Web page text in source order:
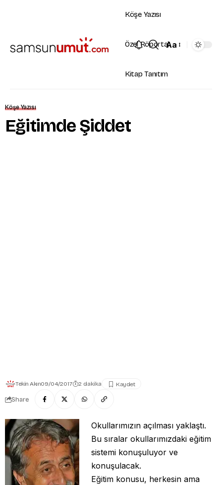
Köşe Yazısı
Özel Röportaj
Kitap Tanıtım
Aa
Köşe Yazısı
Eğitimde Şiddet
Tekin Akın09/04/2017 2 dakika
Share
Okullarımızın açılması yaklaştı.
Bu sıralar okullarımızdaki eğitim
sistemi konuşuluyor ve
konuşulacak.
Eğitim konusu, herkesin ama